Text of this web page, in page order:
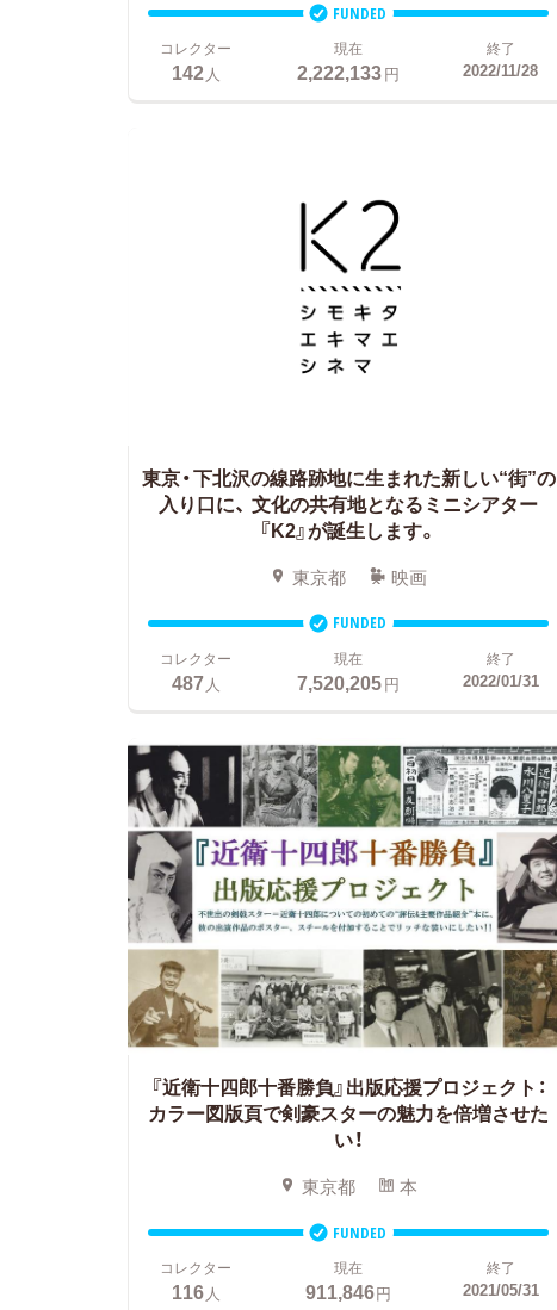
FUNDED
コレクター
142人
現在
2,222,133円
終了
2022/11/28
東京・下北沢の線路跡地に生まれた新しい“街”の
入り口に、 文化の共有地となるミニシアター
『K2』が誕生します。
東京都 映画
FUNDED
コレクター
487 人
現在
7,520,205円
終了
2022/01/31
『近衛十四郎十番勝負』出版応援プロジェクト：
カラー図版頁で剣豪スターの魅力を倍増させた
い！
東京都 本
FUNDED
コレクター
116人
現在
911,846円
終了
2021/05/31